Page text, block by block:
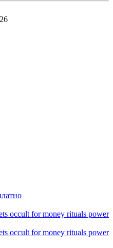
occult for money rituals power
occult for money rituals power